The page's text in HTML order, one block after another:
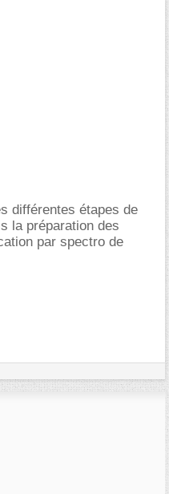
différentes étapes de
la préparation des
par spectro de